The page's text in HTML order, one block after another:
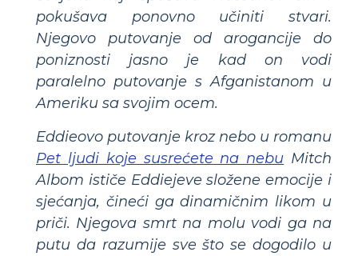
pokušava ponovno učiniti stvari.
Njegovo putovanje od arogancije do
poniznosti jasno je kad on vodi
paralelno putovanje s Afganistanom u
Ameriku sa svojim ocem.
Eddieovo putovanje kroz nebo u romanu
Pet ljudi koje susrećete na nebu Mitch
Albom ističe Eddiejeve složene emocije i
sjećanja, čineći ga dinamičnim likom u
priči. Njegova smrt na molu vodi ga na
putu da razumije sve što se dogodilo u